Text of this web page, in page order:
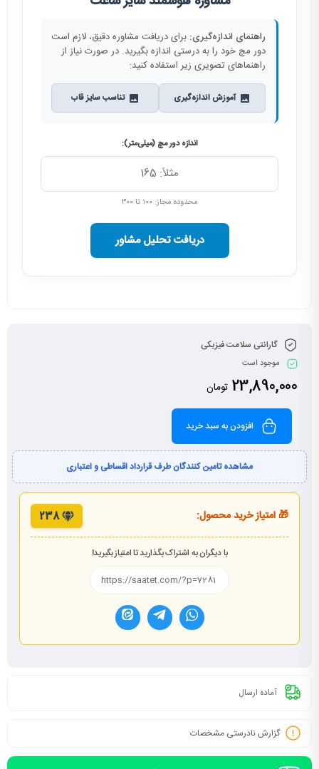
راهنمای اندازه‌گیری: برای دریافت مشاوره دقیق، لازم است
دور مچ خود را به درستی اندازه بگیرید. در صورت نیاز از
راهنماهای تصویری زیر استفاده کنید:
آموزش اندازه‌گیری تناسب سایز قاب
اندازه دور مچ (میلی‌متر):
محدوده مجاز: ۱۰۰ تا ۳۰۰
دریافت تحلیل مشاور
گارانتی سلامت فیزیکی
موجود است
23,890,000 تومان
افزودن به سبد خرید
مشاهده تامین کنندگان طرف قرارداد اقساطی و اعتباری
🎁 امتیاز خرید محصول: 238
با دیگران به اشتراک بگذارید تا امتیاز بگیرید!
آماده ارسال
گزارش نادرستی مشخصات